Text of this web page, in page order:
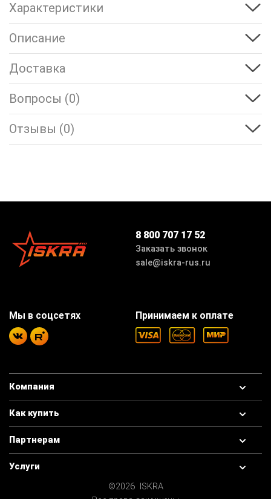
Характеристики
Описание
Доставка
Вопросы (0)
Отзывы (0)
8 800 707 17 52
Заказать звонок
sale@iskra-rus.ru
Компания
Как купить
Партнерам
Услуги
©2026 ISKRA
Принимаем к оплате
Мы в соцсетях